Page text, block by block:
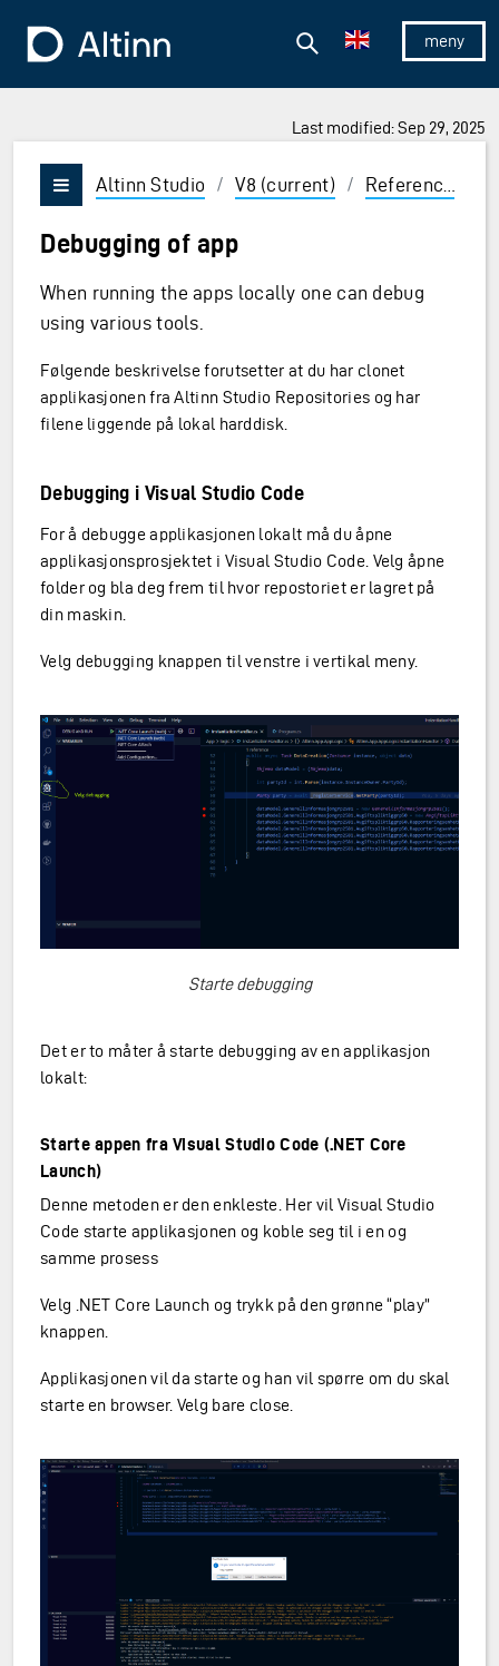
To the frontpage
Show/
Search
Last modified: Sep 29, 2025
and Enter to select
Vis/skjul meny
Altinn Studio / V8 (current) / Reference
Debugging of app
When running the apps locally one can debug
using various tools.
Følgende beskrivelse forutsetter at du har clonet
applikasjonen fra Altinn Studio Repositories og har
filene liggende på lokal harddisk.
Debugging i Visual Studio Code
For å debugge applikasjonen lokalt må du åpne
applikasjonsprosjektet i Visual Studio Code. Velg åpne
folder og bla deg frem til hvor repostoriet er lagret på
din maskin.
Velg debugging knappen til venstre i vertikal meny.
Starte debugging
Det er to måter å starte debugging av en applikasjon
lokalt:
Starte appen fra Visual Studio Code (.NET Core
Launch)
Denne metoden er den enkleste. Her vil Visual Studio
Code starte applikasjonen og koble seg til i en og
samme prosess
Velg .NET Core Launch og trykk på den grønne “play”
knappen.
Applikasjonen vil da starte og han vil spørre om du skal
starte en browser. Velg bare close.